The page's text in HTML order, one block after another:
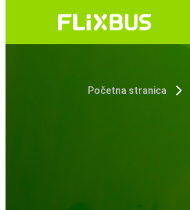
Početna stranica